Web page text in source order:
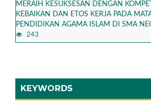
MERAIH KESUKSESAN DENGAN
KEBAIKAN DAN ETOS KERJA PADA
PENDIDIKAN AGAMA ISLAM DI SMA
243
KEYWORDS